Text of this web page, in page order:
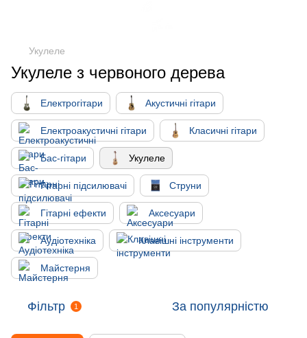
Укулеле
Укулеле з червоного дерева
Електрогітари Акустичні гітари
Електроакустичні гітари Класичні гітари
Бас-гітари Укулеле
Гітарні підсилювачі Струни
Гітарні ефекти Аксесуари
Аудіотехніка Клавішні інструменти
Майстерня
Фільтр 1 За популярністю